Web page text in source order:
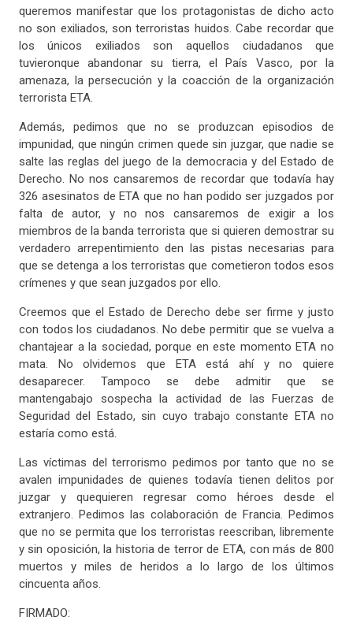
queremos manifestar que los protagonistas de dicho acto
no son exiliados, son terroristas huidos. Cabe recordar que
los únicos exiliados son aquellos ciudadanos que
tuvieronque abandonar su tierra, el País Vasco, por la
amenaza, la persecución y la coacción de la organización
terrorista ETA.
Además, pedimos que no se produzcan episodios de
impunidad, que ningún crimen quede sin juzgar, que nadie se
salte las reglas del juego de la democracia y del Estado de
Derecho. No nos cansaremos de recordar que todavía hay
326 asesinatos de ETA que no han podido ser juzgados por
falta de autor, y no nos cansaremos de exigir a los
miembros de la banda terrorista que si quieren demostrar su
verdadero arrepentimiento den las pistas necesarias para
que se detenga a los terroristas que cometieron todos esos
crímenes y que sean juzgados por ello.
Creemos que el Estado de Derecho debe ser firme y justo
con todos los ciudadanos. No debe permitir que se vuelva a
chantajear a la sociedad, porque en este momento ETA no
mata. No olvidemos que ETA está ahí y no quiere
desaparecer. Tampoco se debe admitir que se
mantengabajo sospecha la actividad de las Fuerzas de
Seguridad del Estado, sin cuyo trabajo constante ETA no
estaría como está.
Las víctimas del terrorismo pedimos por tanto que no se
avalen impunidades de quienes todavía tienen delitos por
juzgar y quequieren regresar como héroes desde el
extranjero. Pedimos las colaboración de Francia. Pedimos
que no se permita que los terroristas reescriban, libremente
y sin oposición, la historia de terror de ETA, con más de 800
muertos y miles de heridos a lo largo de los últimos
cincuenta años.
FIRMADO: